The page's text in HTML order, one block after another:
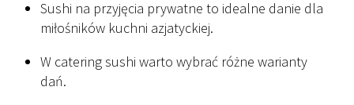
Sushi na przyjęcia prywatne to idealne danie dla
miłośników kuchni azjatyckiej.
W catering sushi warto wybrać różne warianty
dań.